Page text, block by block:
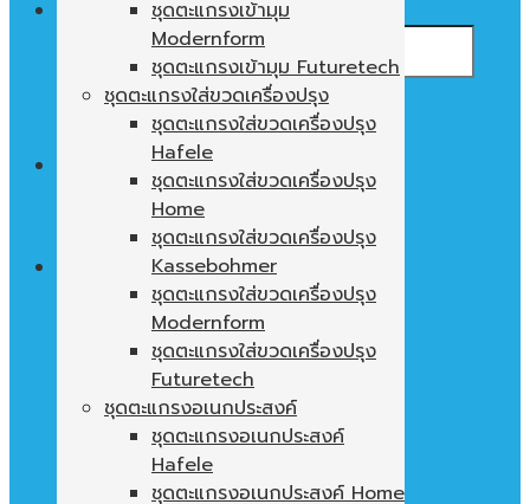
ไม่มีสินค้าในตะกร้า
ตะกร้าสินค้า
ไม่มีสินค้าในตะกร้า
ชุดตะแกรงเข้ามุม
Modernform
ชุดตะแกรงเข้ามุม Futuretech
ชุดตะแกรงใส่ขวดเครื่องปรุง
ชุดตะแกรงใส่ขวดเครื่องปรุง
Hafele
ชุดตะแกรงใส่ขวดเครื่องปรุง
Home
ชุดตะแกรงใส่ขวดเครื่องปรุง
Kassebohmer
ชุดตะแกรงใส่ขวดเครื่องปรุง
Modernform
ชุดตะแกรงใส่ขวดเครื่องปรุง
Futuretech
ชุดตะแกรงอเนกประสงค์
ชุดตะแกรงอเนกประสงค์
Hafele
ชุดตะแกรงอเนกประสงค์ Home